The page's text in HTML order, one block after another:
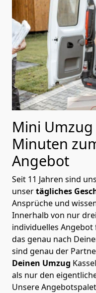
Mini Umzug
Minuten
Angebot
Seit 11 Jahren sind
unsertägliches
Ansprüche und
Innerhalb von nur
individuelles Angebot
das genau nach
sind genau der
Deinen Umzug
als nur den
Unsere